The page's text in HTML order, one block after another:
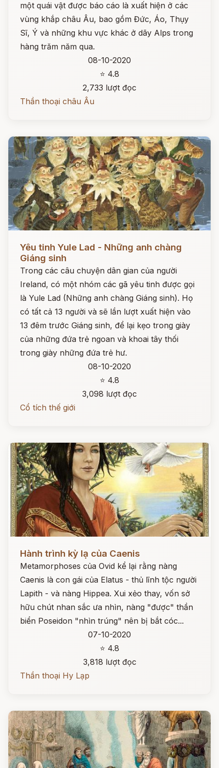
một quái vật được báo cáo là xuất hiện ở các
vùng khắp châu Âu, bao gồm Đức, Áo, Thụy
Sĩ, Ý và những khu vực khác ở dãy Alps trong
hàng trăm năm qua.
08-10-2020
⭐ 4.8
2,733 lượt đọc
Thần thoại châu Âu
Yêu tinh Yule Lad - Những anh chàng
Giáng sinh
Trong các câu chuyện dân gian của người
Ireland, có một nhóm các gã yêu tinh được gọi
là Yule Lad (Những anh chàng Giáng sinh). Họ
có tất cả 13 người và sẽ lần lượt xuất hiện vào
13 đêm trước Giáng sinh, để lại kẹo trong giày
của những đứa trẻ ngoan và khoai tây thối
trong giày những đứa trẻ hư.
08-10-2020
⭐ 4.8
3,098 lượt đọc
Cổ tích thế giới
Hành trình kỳ lạ của Caenis
Metamorphoses của Ovid kể lại rằng nàng
Caenis là con gái của Elatus - thủ lĩnh tộc người
Lapith - và nàng Hippea. Xui xẻo thay, vốn sở
hữu chút nhan sắc ưa nhìn, nàng "được" thần
biển Poseidon "nhìn trúng" nên bị bắt cóc...
07-10-2020
⭐ 4.8
3,818 lượt đọc
Thần thoại Hy Lạp